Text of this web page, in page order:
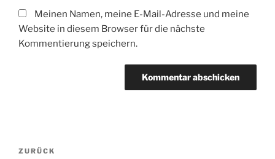
Meinen Namen, meine E-Mail-Adresse und meine
Website in diesem Browser für die nächste
Kommentierung speichern.
Beitragsnavigation
Vorheriger
ZURÜCK